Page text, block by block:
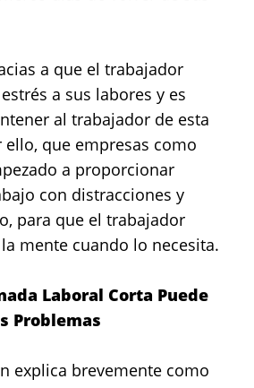
a que el trabajador
a sus labores y es
al trabajador de esta
ello, que empresas como
a proporcionar
con distracciones y
para que el trabajador
mente cuando lo necesita.
Laboral Corta Puede
Problemas
explica brevemente como